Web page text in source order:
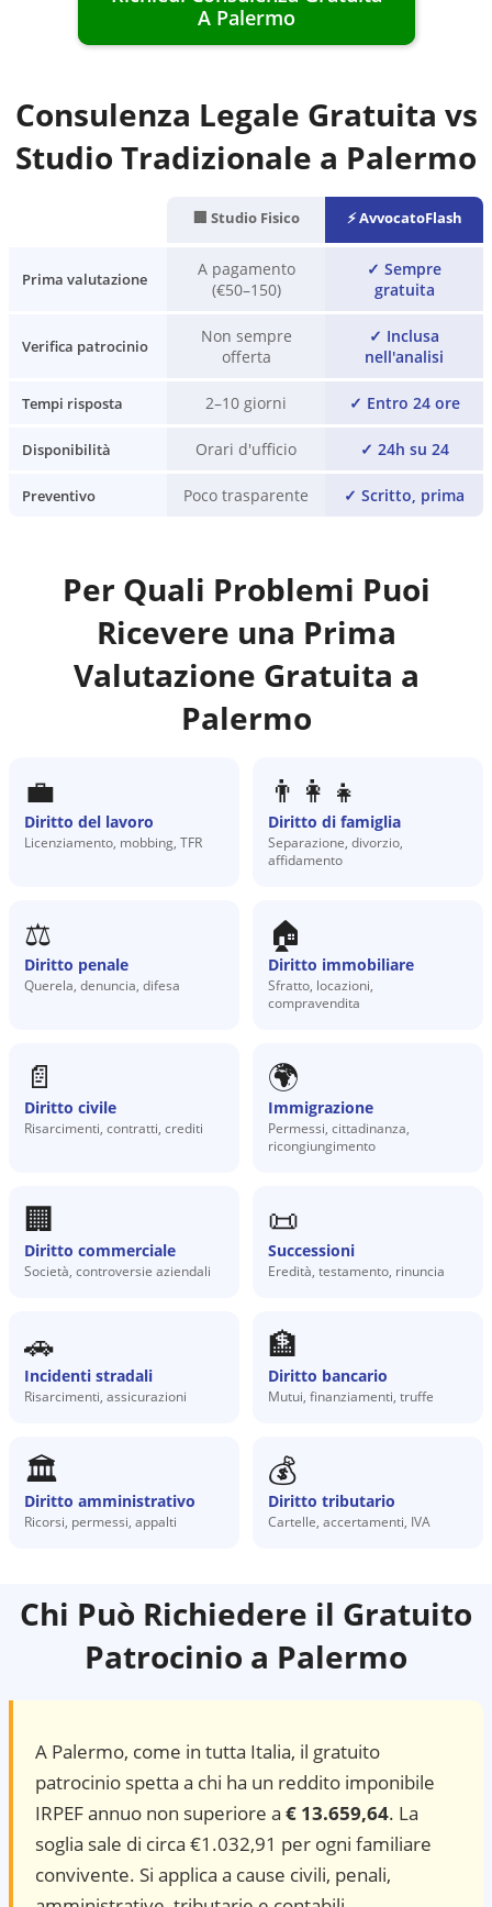
A Palermo
Consulenza Legale Gratuita vs
Studio Tradizionale a Palermo
🏢 Studio Fisico ⚡ AvvocatoFlash
Prima valutazione
A pagamento
(€50–150)
✓ Sempre
gratuita
Verifica patrocinio
Non sempre
offerta
✓ Inclusa
nell'analisi
Tempi risposta 2–10 giorni ✓ Entro 24 ore
Disponibilità Orari d'ufficio ✓ 24h su 24
Preventivo Poco trasparente ✓ Scritto, prima
Per Quali Problemi Puoi
Ricevere una Prima
Valutazione Gratuita a
Palermo
💼
Diritto del lavoro
Licenziamento, mobbing, TFR
👨‍👩‍👧
Diritto di famiglia
Separazione, divorzio,
affidamento
⚖️
Diritto penale
Querela, denuncia, difesa
🏠
Diritto immobiliare
Sfratto, locazioni,
compravendita
📄
Diritto civile
Risarcimenti, contratti, crediti
🌍
Immigrazione
Permessi, cittadinanza,
ricongiungimento
🏢
Diritto commerciale
Società, controversie aziendali
📜
Successioni
Eredità, testamento, rinuncia
🚗
Incidenti stradali
Risarcimenti, assicurazioni
🏦
Diritto bancario
Mutui, finanziamenti, truffe
🏛️
Diritto amministrativo
Ricorsi, permessi, appalti
💰
Diritto tributario
Cartelle, accertamenti, IVA
Chi Può Richiedere il Gratuito
Patrocinio a Palermo
A Palermo, come in tutta Italia, il gratuito
patrocinio spetta a chi ha un reddito imponibile
IRPEF annuo non superiore a € 13.659,64. La
soglia sale di circa €1.032,91 per ogni familiare
convivente. Si applica a cause civili, penali,